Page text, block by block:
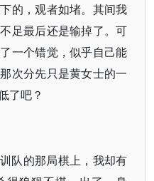
的，观者如堵。其间我
足最后还是输掉了。可
一个错觉，似乎自己能
次分先只是黄女士的一
了吧？
队的那局棋上，我却有